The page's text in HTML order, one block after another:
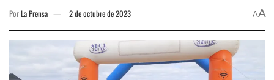
PorLa Prensa 2 de octubre de 2023 AA